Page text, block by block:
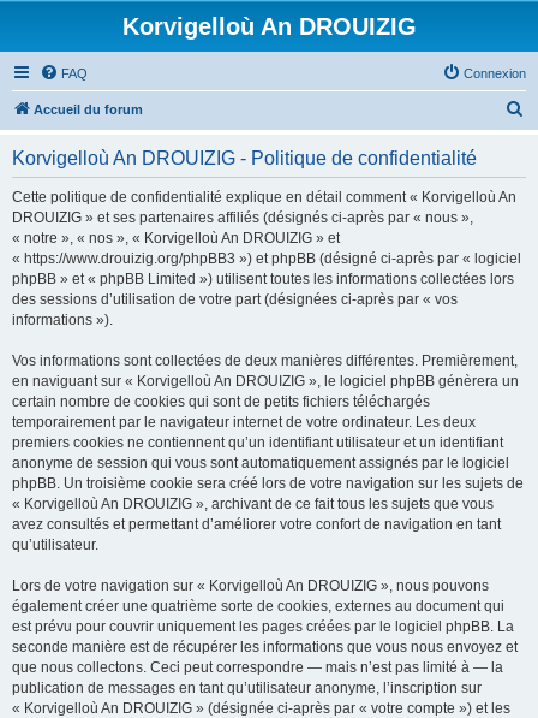
Korvigelloù An DROUIZIG
FAQ Connexion
Accueil du forum
Korvigelloù An DROUIZIG - Politique de confidentialité
Cette politique de confidentialité explique en détail comment « Korvigelloù An
DROUIZIG » et ses partenaires affiliés (désignés ci-après par « nous »,
« notre », « nos », « Korvigelloù An DROUIZIG » et
« https://www.drouizig.org/phpBB3 ») et phpBB (désigné ci-après par « logiciel
phpBB » et « phpBB Limited ») utilisent toutes les informations collectées lors
des sessions d’utilisation de votre part (désignées ci-après par « vos
informations »).
Vos informations sont collectées de deux manières différentes. Premièrement,
en naviguant sur « Korvigelloù An DROUIZIG », le logiciel phpBB génèrera un
certain nombre de cookies qui sont de petits fichiers téléchargés
temporairement par le navigateur internet de votre ordinateur. Les deux
premiers cookies ne contiennent qu’un identifiant utilisateur et un identifiant
anonyme de session qui vous sont automatiquement assignés par le logiciel
phpBB. Un troisième cookie sera créé lors de votre navigation sur les sujets de
« Korvigelloù An DROUIZIG », archivant de ce fait tous les sujets que vous
avez consultés et permettant d’améliorer votre confort de navigation en tant
qu’utilisateur.
Lors de votre navigation sur « Korvigelloù An DROUIZIG », nous pouvons
également créer une quatrième sorte de cookies, externes au document qui
est prévu pour couvrir uniquement les pages créées par le logiciel phpBB. La
seconde manière est de récupérer les informations que vous nous envoyez et
que nous collectons. Ceci peut correspondre — mais n’est pas limité à — la
publication de messages en tant qu’utilisateur anonyme, l’inscription sur
« Korvigelloù An DROUIZIG » (désignée ci-après par « votre compte ») et les